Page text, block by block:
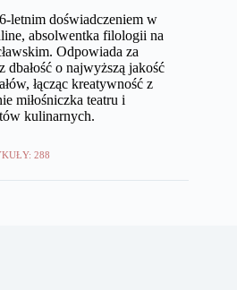
letnim doświadczeniem w
absolwentka filologii na
Odpowiada za
dbałość o najwyższą jakość
łącząc kreatywność z
miłośniczka teatru i
kulinarnych.
288